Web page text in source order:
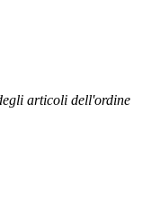
articoli dell'ordine